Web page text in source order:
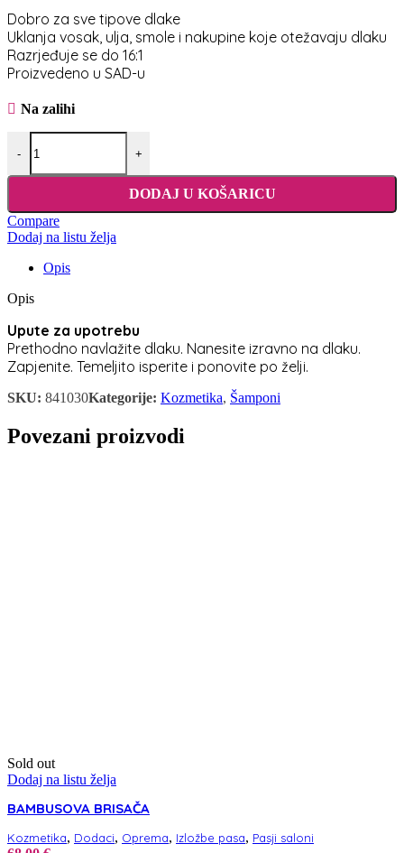
Dobro za sve tipove dlake
Uklanja vosak, ulja, smole i nakupine koje otežavaju dlaku
Razrjeđuje se do 16:1
Proizvedeno u SAD-u
Na zalihi
-
Chris Christensen Clean Start Clarifying Šampon 473 ml količina
+
DODAJ U KOŠARICU
Compare
Dodaj na listu želja
Opis
Opis
Upute za upotrebu
Prethodno navlažite dlaku. Nanesite izravno na dlaku.
Zapjenite. Temeljito isperite i ponovite po želji.
SKU: 841030Kategorije: Kozmetika, Šamponi
Povezani proizvodi
Sold out
Dodaj na listu želja
BAMBUSOVA BRISAČA
Kozmetika, Dodaci, Oprema, Izložbe pasa, Pasji saloni